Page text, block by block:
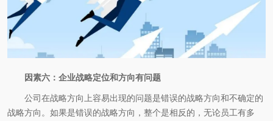
因素六：企业战略定位和方向有问题
公司在战略方向上容易出现的问题是错误的战略方向和不确定的
战略方向。如果是错误的战略方向，整个是相反的，无论员工有多